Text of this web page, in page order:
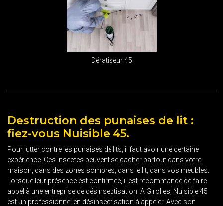
Dératiseur 45
Destruction des punaises de lit :
fiez-vous Nuisible 45.
Pour lutter contre les punaises de lits, il faut avoir une certaine
expérience. Ces insectes peuvent se cacher partout dans votre
maison, dans des zones sombres, dans le lit, dans vos meubles.
Lorsque leur présence est confirmée, il est recommandé de faire
appel à une entreprise de désinsectisation. A Girolles, Nuisible 45
est un professionnel en désinsectisation à appeler. Avec son